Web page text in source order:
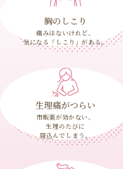
胸のしこり
痛みはないけれど、
気になる「しこり」がある。
生理痛がつらい
市販薬が効かない、
生理のたびに
寝込んでしまう。